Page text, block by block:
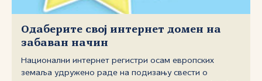
Одаберите свој интернет домен на
забаван начин
Национални интернет регистри осам европских
земаља удружено раде на подизању свести о